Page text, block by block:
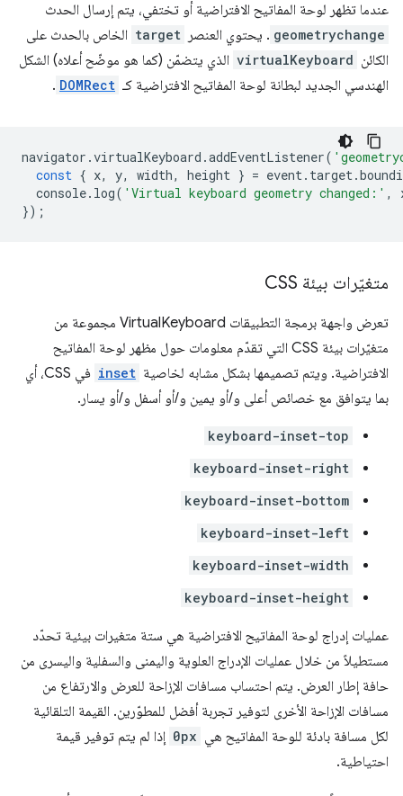
عندما تظهر لوحة المفاتيح الافتراضية أو تختفي، يتم إرسال الحدث
geometrychange . يحتوي العنصر target الخاص بالحدث على
الكائن virtualKeyboard الذي يتضمّن (كما هو موضّح أعلاه) الشكل
الهندسي الجديد لبطانة لوحة المفاتيح الافتراضية كـ DOMRect
.
navigator .virtualKeyboard .addEventListener(
const { x, y, width, height } = event. target.
console. log( 'Virtual keyboard geometry changed:' ,
});
متغيّرات بيئة CSS
تعرض واجهة برمجة التطبيقات VirtualKeyboard مجموعة من
متغيّرات بيئة CSS التي تقدّم معلومات حول مظهر لوحة المفاتيح
الافتراضية. ويتم تصميمها بشكل مشابه لخاصية inset
في CSS، أي
بما يتوافق مع خصائص أعلى و/أو يمين و/أو أسفل و/أو يسار.
keyboard-inset-top
keyboard-inset-right
keyboard-inset-bottom
keyboard-inset-left
keyboard-inset-width
keyboard-inset-height
عمليات إدراج لوحة المفاتيح الافتراضية هي ستة متغيرات بيئية تحدّد
مستطيلاً من خلال عمليات الإدراج العلوية واليمنى والسفلية واليسرى من
حافة إطار العرض. يتم احتساب مسافات الإزاحة للعرض والارتفاع من
مسافات الإزاحة الأخرى لتوفير تجربة أفضل للمطوّرين. القيمة التلقائية
لكل مسافة بادئة للوحة المفاتيح هي 0px إذا لم يتم توفير قيمة
احتياطية.